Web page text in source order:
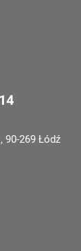
90-269 Łódź